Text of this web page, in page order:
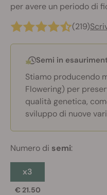
per avere un periodo di
(219)
Semi in
Stiamo producendo
Flowering) per
qualità genetica,
sviluppo di nuove
Numero di semi:
x3
€ 21.50